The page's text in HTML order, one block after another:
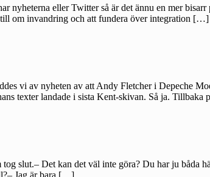
nyheterna eller Twitter så är det ännu en mer
om invandring och att fundera över integration […]
vi av nyheten av att Andy Fletcher i Depeche
texter landade i sista Kent-skivan. Så ja.
slut.– Det kan det väl inte göra? Du har ju båda